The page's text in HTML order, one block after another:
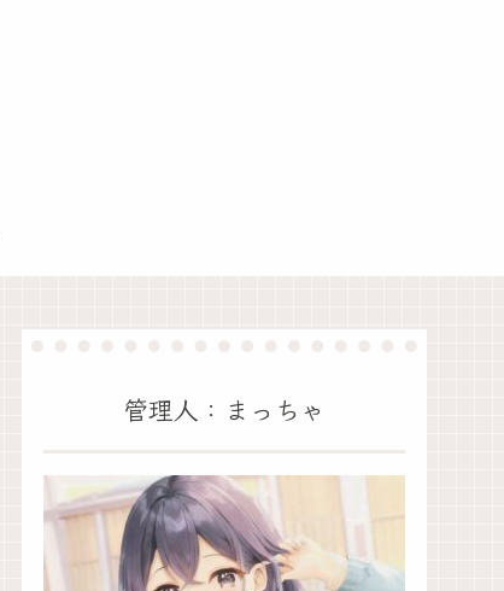
管理人：まっちゃ